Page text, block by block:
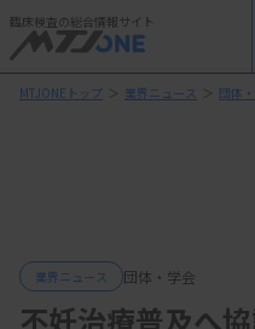
臨床検査の総合情報サイト
MTJONEトップ ＞ 業界ニュース ＞ 団体
業界ニュース 団体・学会
不妊治療普及へ